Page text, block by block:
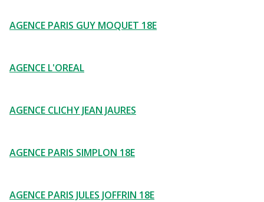
AGENCE PARIS GUY MOQUET 18E
AGENCE L'OREAL
AGENCE CLICHY JEAN JAURES
AGENCE PARIS SIMPLON 18E
AGENCE PARIS JULES JOFFRIN 18E